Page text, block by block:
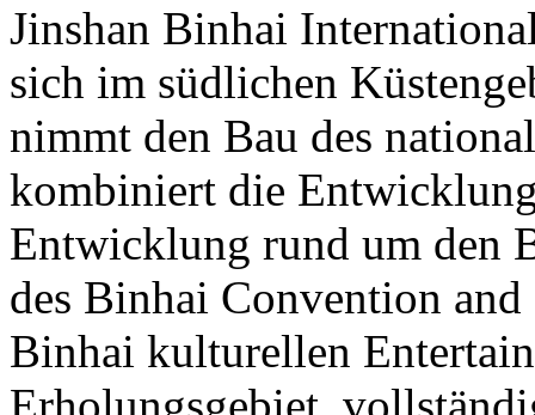
Jinshan Binhai
sich im südlichen
nimmt den Bau des
kombiniert die
Entwicklung rund um den
des Binhai Convention
Binhai kulturellen
Erholungsgebiet,